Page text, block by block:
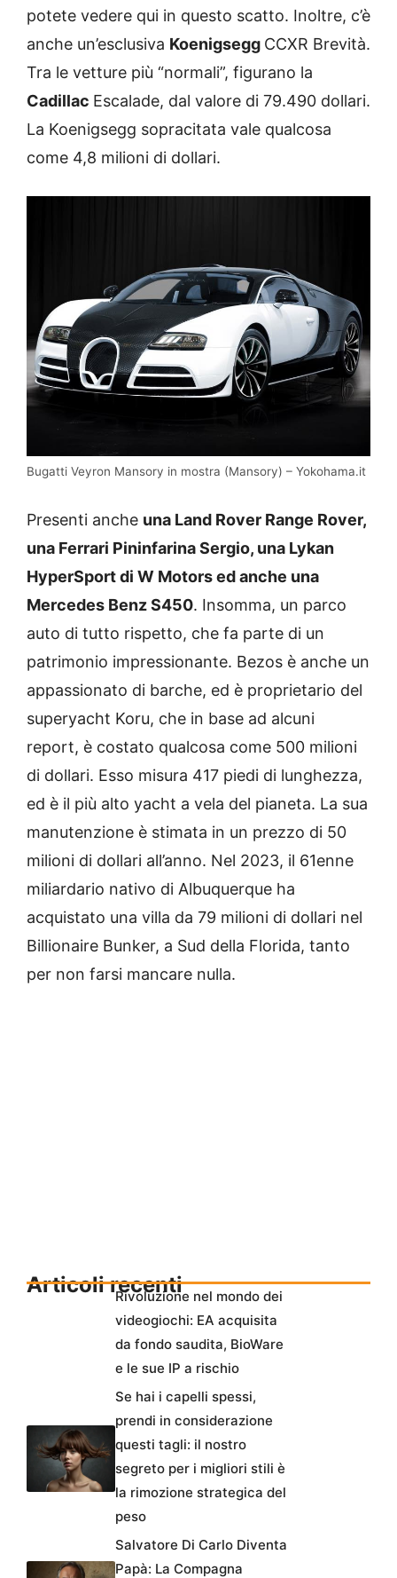
potete vedere qui in questo scatto. Inoltre, c’è
anche un’esclusiva Koenigsegg CCXR Brevità.
Tra le vetture più “normali”, figurano la
Cadillac Escalade, dal valore di 79.490 dollari.
La Koenigsegg sopracitata vale qualcosa
come 4,8 milioni di dollari.
Bugatti Veyron Mansory in mostra (Mansory) – Yokohama.it
Presenti anche una Land Rover Range Rover,
una Ferrari Pininfarina Sergio, una Lykan
HyperSport di W Motors ed anche una
Mercedes Benz S450. Insomma, un parco
auto di tutto rispetto, che fa parte di un
patrimonio impressionante. Bezos è anche un
appassionato di barche, ed è proprietario del
superyacht Koru, che in base ad alcuni
report, è costato qualcosa come 500 milioni
di dollari. Esso misura 417 piedi di lunghezza,
ed è il più alto yacht a vela del pianeta. La sua
manutenzione è stimata in un prezzo di 50
milioni di dollari all’anno. Nel 2023, il 61enne
miliardario nativo di Albuquerque ha
acquistato una villa da 79 milioni di dollari nel
Billionaire Bunker, a Sud della Florida, tanto
per non farsi mancare nulla.
Articoli recentiRivoluzione nel mondo dei
videogiochi: EA acquisita
da fondo saudita, BioWare
e le sue IP a rischio
Se hai i capelli spessi,
prendi in considerazione
questi tagli: il nostro
segreto per i migliori stili è
la rimozione strategica del
peso
Salvatore Di Carlo Diventa
Papà: La Compagna